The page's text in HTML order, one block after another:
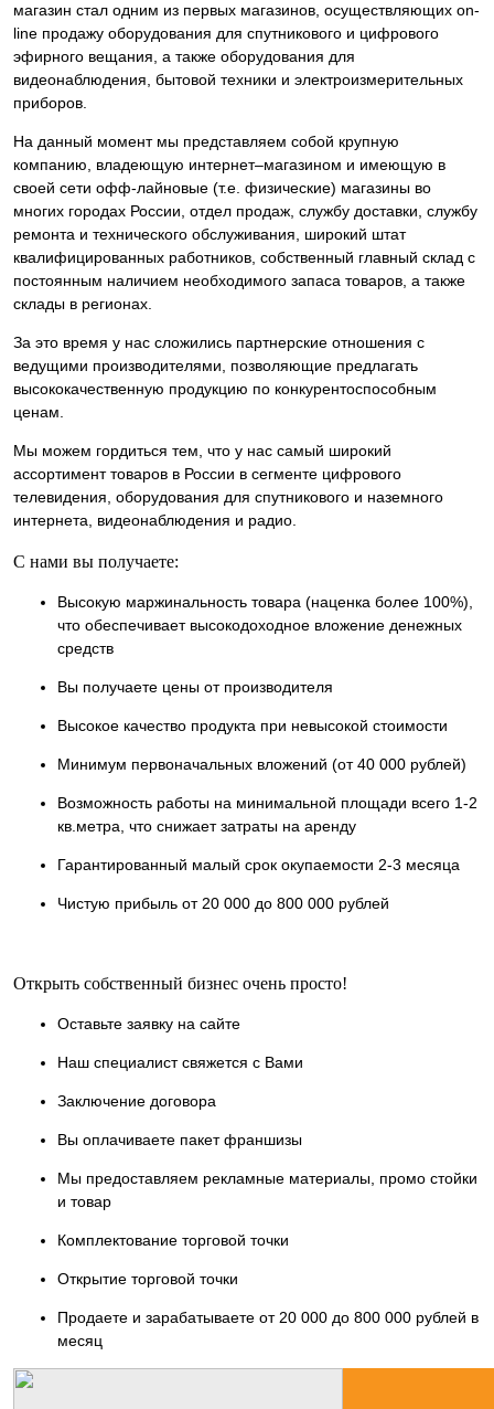
магазин стал одним из первых магазинов, осуществляющих on-
line продажу оборудования для спутникового и цифрового
эфирного вещания, а также оборудования для
видеонаблюдения, бытовой техники и электроизмерительных
приборов.
На данный момент мы представляем собой крупную
компанию, владеющую интернет–магазином и имеющую в
своей сети офф-лайновые (т.е. физические) магазины во
многих городах России, отдел продаж, службу доставки, службу
ремонта и технического обслуживания, широкий штат
квалифицированных работников, собственный главный склад c
постоянным наличием необходимого запаса товаров, а также
склады в регионах.
За это время у нас сложились партнерские отношения с
ведущими производителями, позволяющие предлагать
высококачественную продукцию по конкурентоспособным
ценам.
Мы можем гордиться тем, что у нас самый широкий
ассортимент товаров в России в сегменте цифрового
телевидения, оборудования для спутникового и наземного
интернета, видеонаблюдения и радио.
С нами вы получаете:
Высокую маржинальность товара (наценка более 100%),
что обеспечивает высокодоходное вложение денежных
средств
Вы получаете цены от производителя
Высокое качество продукта при невысокой стоимости
Минимум первоначальных вложений (от 40 000 рублей)
Возможность работы на минимальной площади всего 1-2
кв.метра, что снижает затраты на аренду
Гарантированный малый срок окупаемости 2-3 месяца
Чистую прибыль от 20 000 до 800 000 рублей
Открыть собственный бизнес очень просто!
Оставьте заявку на сайте
Наш специалист свяжется с Вами
Заключение договора
Вы оплачиваете пакет франшизы
Мы предоставляем рекламные материалы, промо стойки
и товар
Комплектование торговой точки
Открытие торговой точки
Продаете и зарабатываете от 20 000 до 800 000 рублей в
месяц